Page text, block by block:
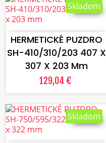
VLOŽIŤ DO KOŠÍKA
HERMETICKÉ PUZDRO
SH-410/310/203 407 X
307 X 203 Mm
129,04 €
Skladom
VLOŽIŤ DO KOŠÍKA
Skladom